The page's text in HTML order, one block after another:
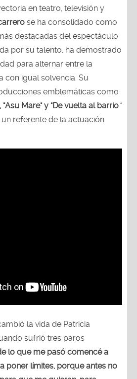
en teatro, televisión y
se ha consolidado como
destacadas del espectáculo
por su talento, ha demostrado
para alternar entre la
con igual solvencia. Su
emblemáticas como
"Asu Mare" y "De vuelta al barrio"
referente de la actuación
la vida de Patricia
sufrió tres paros
lo que me pasó comencé a
poner límites, porque antes no